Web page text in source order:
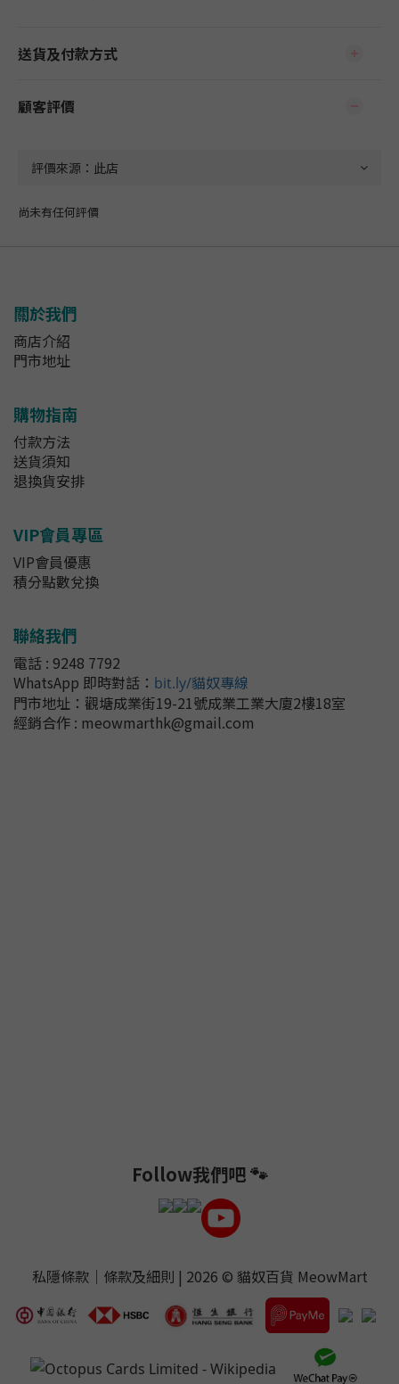
送貨及付款方式
顧客評價
尚未有任何評價
關於我們
商店介紹
門市地址
購物指南
付款方法
送貨須知
退換貨安排
VIP會員專區
VIP會員優惠
積分點數兌換
聯絡我們
電話 : 9248 7792
WhatsApp 即時對話 ： bit.ly/貓奴專線
門市地址： 觀塘成業街19-21號成業工業大廈2樓18室
經銷合作 : meowmarthk@gmail.com
Follow我們吧 🐾
私隱條款｜ 條款及細則 | 2026 © 貓奴百貨 MeowMart